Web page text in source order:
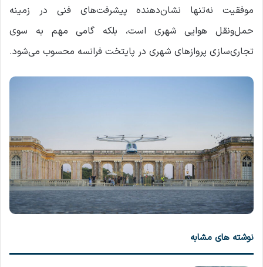
موفقیت نه‌تنها نشان‌دهنده پیشرفت‌های فنی در زمینه
حمل‌ونقل هوایی شهری است، بلکه گامی مهم به سوی
تجاری‌سازی پروازهای شهری در پایتخت فرانسه محسوب می‌شود.
نوشته های مشابه